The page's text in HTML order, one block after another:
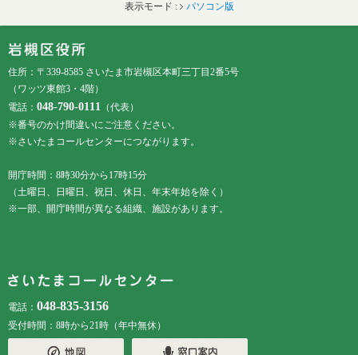
表示モード : パソコン版
住所：〒339-8585 さいたま市岩槻区本町三丁目2番5号
（ワッツ東館3・4階）
電話： 048-790-0111 （代表）
※番号のかけ間違いにご注意ください。
※さいたまコールセンターにつながります。
開庁時間：8時30分から17時15分
（土曜日、日曜日、祝日、休日、年末年始を除く）
※一部、開庁時間が異なる組織、施設があります。
電話： 048-835-3156
受付時間：8時から21時（年中無休）